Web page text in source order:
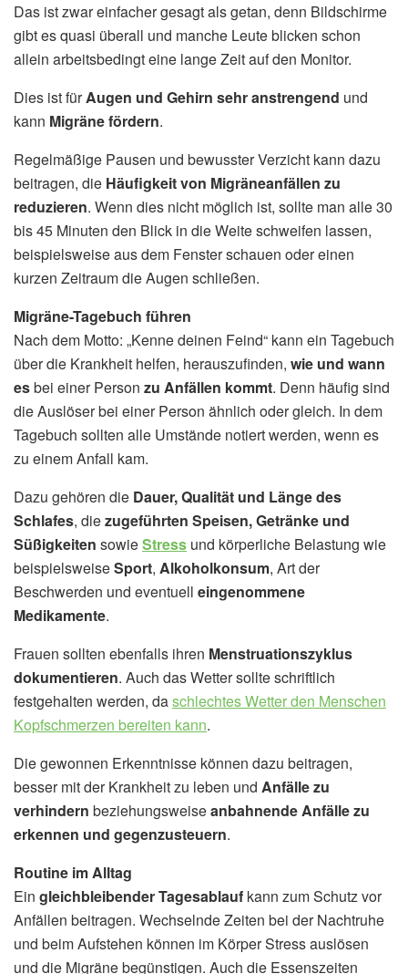
Das ist zwar einfacher gesagt als getan, denn Bildschirme
gibt es quasi überall und manche Leute blicken schon
allein arbeitsbedingt eine lange Zeit auf den Monitor.
Dies ist fürAugen und Gehirn sehr anstrengend und
kann Migräne fördern.
Regelmäßige Pausen und bewusster Verzicht kann dazu
beitragen, die Häufigkeit von Migräneanfällen zu
reduzieren. Wenn dies nicht möglich ist, sollte man alle 30
bis 45 Minuten den Blick in die Weite schweifen lassen,
beispielsweise aus dem Fenster schauen oder einen
kurzen Zeitraum die Augen schließen.
Migräne-Tagebuch führen
Nach dem Motto: „Kenne deinen Feind“ kann ein Tagebuch
über die Krankheit helfen, herauszufinden, wie und wann
esbei einer Person zu Anfällen kommt. Denn häufig sind
die Auslöser bei einer Person ähnlich oder gleich. In dem
Tagebuch sollten alle Umstände notiert werden, wenn es
zu einem Anfall kam.
Dazu gehören die Dauer, Qualität und Länge des
Schlafes, diezugeführten Speisen, Getränke und
Süßigkeiten sowieStress und körperliche Belastung wie
beispielsweiseSport, Alkoholkonsum, Art der
Beschwerden und eventuell eingenommene
Medikamente.
Frauen sollten ebenfalls ihren Menstruationszyklus
dokumentieren. Auch das Wetter sollte schriftlich
festgehalten werden, daschlechtes Wetter den Menschen
Kopfschmerzen bereiten kann.
Die gewonnen Erkenntnisse können dazu beitragen,
besser mit der Krankheit zu leben und Anfälle zu
verhindern beziehungsweiseanbahnende Anfälle zu
erkennen und gegenzusteuern.
Routine im Alltag
Ein gleichbleibender Tagesablauf kann zum Schutz vor
Anfällen beitragen. Wechselnde Zeiten bei der Nachtruhe
und beim Aufstehen können im Körper Stress auslösen
und die Migräne begünstigen. Auch die Essenszeiten